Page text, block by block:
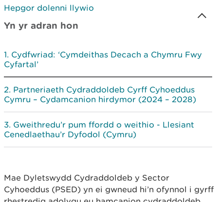
Hepgor dolenni llywio
Yn yr adran hon
Cydfwriad: ‘Cymdeithas Decach a Chymru Fwy
Cyfartal’
Partneriaeth Cydraddoldeb Cyrff Cyhoeddus
Cymru – Cydamcanion hirdymor (2024 – 2028)
Gweithredu’r pum ffordd o weithio - Llesiant
Cenedlaethau’r Dyfodol (Cymru)
Mae Dyletswydd Cydraddoldeb y Sector
Cyhoeddus (PSED) yn ei gwneud hi’n ofynnol i gyrff